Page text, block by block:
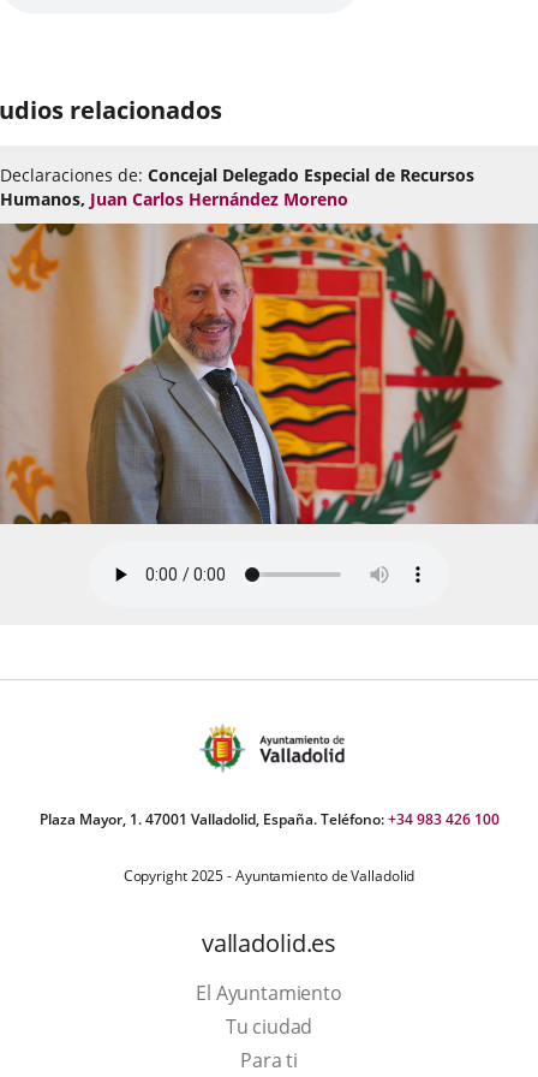
relacionados
Declaraciones de: Concejal Delegado Especial de Recursos
Humanos, Juan Carlos Hernández Moreno
Plaza Mayor, 1. 47001 Valladolid, España. Teléfono:+34 983 426 100
Copyright 2025 - Ayuntamiento de Valladolid
valladolid.es
El Ayuntamiento
Tu ciudad
Para ti